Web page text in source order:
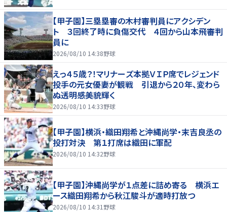
【甲子園】三塁塁審の木村審判員にアクシデン
ト ３回終了時に負傷交代 ４回から山本飛審判
員に
2026/08/10 14:38野球
えっ４５歳？！マリナーズ本拠ＶＩＰ席でレジェンド
投手の元女優妻が観戦 引退から２０年、変わら
ぬ透明感美貌輝く
2026/08/10 14:33野球
【甲子園】横浜・織田翔希と沖縄尚学・末吉良丞の
投打対決 第１打席は織田に軍配
2026/08/10 14:32野球
【甲子園】沖縄尚学が１点差に詰め寄る 横浜エ
ース織田翔希から秋江駿斗が適時打放つ
2026/08/10 14:31野球